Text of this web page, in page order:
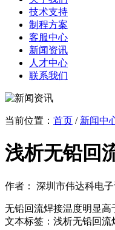
技术支持
制程方案
客服中心
新闻资讯
人才中心
联系我们
当前位置： 首页 / 新闻中
浅析无铅回
作者： 深圳市伟达科电
无铅回流焊接温度明显高
文本标签：浅析无铅回